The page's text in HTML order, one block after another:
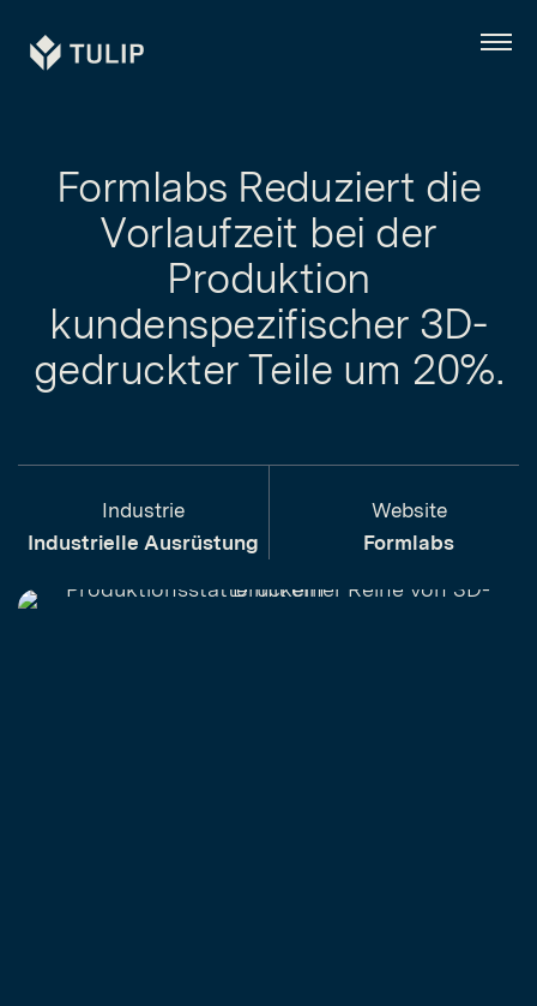
Tulip Menü
Formlabs Reduziert die
Vorlaufzeit bei der
Produktion
kundenspezifischer 3D-
gedruckter Teile um 20%.
Industrie
Industrielle Ausrüstung
Website
Formlabs